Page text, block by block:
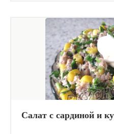
Салат с сардиной и